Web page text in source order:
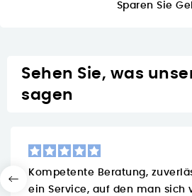
Sparen Sie
Sehen Sie, was
sagen
Kompetente Beratung,
ein Service, auf den man sich